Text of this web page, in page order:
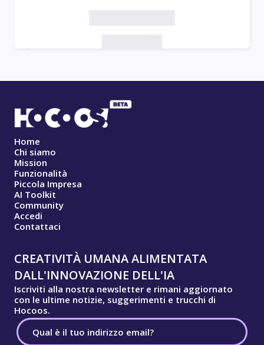
Home
Chi siamo
Mission
Funzionalità
Piccola Impresa
AI Toolkit
Community
Accedi
Contattaci
CREATIVITÀ UMANA ALIMENTATA
DALL'INNOVAZIONE DELL'IA
Iscriviti alla nostra newsletter e rimani aggiornato
con le ultime notizie, suggerimenti e trucchi di
Hocoos.